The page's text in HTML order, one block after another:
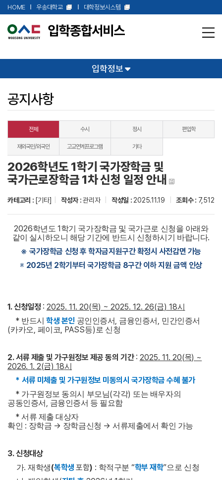
본문 바로가기
HOME 우송대학교 대학정보시스템
입학정보
공지사항
전체 수시 정시 편입학
재외국민/외국인 고교연계프로그램 기타
2026학년도 1학기 국가장학금 및
국가근로장학금 1차 신청 일정 안내
카테고리 : [기타] 작성자 :관리자 작성일 : 2025.11.19 조회수 : 7,512
2026학년도 1학기 국가장학금 및 국가근로 신청을 아래와
같이 실시하오니 해당 기간에 반드시 신청하시기 바랍니다.
※국가장학금 신청 후 학자금지원구간 확정시 사전감면 가능
※ 2025년 2학기부터 국가장학금 8구간 이하 지원 금액 인상
1. 신청일정 : 2025. 11. 20(목) ~ 2025. 12. 26(금) 18시
* 반드시 학생 본인 공인인증서, 금융인증서 , 민간인증서
(카카오, 페이코, PASS등) 로 신청
2.서류 제출 및 가구원정보 제공 동의 기간 : 2025. 11. 20(목) ~
2026. 1. 2(금) 18시
* 서류 미체출 및 가구원정보 미동의시 국가장학금 수혜 불가
* 가구원정보 동의시 부모님(각각) 또는 배우자의
공동인증서 , 금융인증서 등 필요함
* 서류 제출 대상자
확인 : 장학금 → 장학금신청 →서류제출에서 확인 가능
3. 신청대상
가.재학생(복학생 포함) : 학적구분 “학부 재학”으로 신청